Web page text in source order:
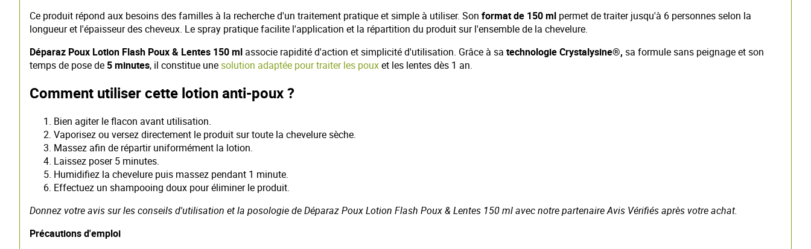
Ce produit répond aux besoins des familles à la recherche d'un traitement pratique et simple à utiliser. Son format de 150 ml permet de traiter jusqu'à 6 personnes selon la
longueur et l'épaisseur des cheveux. Le spray pratique facilite l'application et la répartition du produit sur l'ensemble de la chevelure.
Déparaz Poux Lotion Flash Poux & Lentes 150 ml associe rapidité d'action et simplicité d'utilisation. Grâce à sa technologie Crystalysine®, sa formule sans peignage et son
temps de pose de 5 minutes, il constitue unesolution adaptée pour traiter les pouxet les lentes dès 1 an.
Comment utiliser cette lotion anti-poux ?
Bien agiter le flacon avant utilisation.
Vaporisez ou versez directement le produit sur toute la chevelure sèche.
Massez afin de répartir uniformément la lotion.
Laissez poser 5 minutes.
Humidifiez la chevelure puis massez pendant 1 minute.
Effectuez un shampooing doux pour éliminer le produit.
Donnez votre avis sur les conseils d'utilisation et la posologie de Déparaz Poux Lotion Flash Poux & Lentes 150 ml avec notre partenaire Avis Vérifiés après votre achat.
Précautions d'emploi